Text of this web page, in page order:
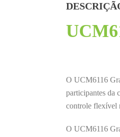
O UCM6116
participantes da
controle flexível
O UCM6116